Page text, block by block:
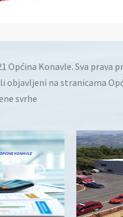
Općina Konavle. Sva prava
objavljeni na stranicama
svrhe